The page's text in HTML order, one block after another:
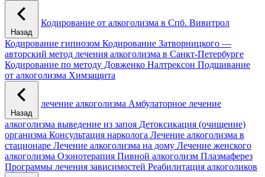
Назад
Кодирование от алкоголизма в Спб. Вивитрол
Кодирование гипнозом Кодирование Затворницкого —
авторский метод лечения алкоголизма в Санкт‑Петербурге
Кодирование по методу Довженко Налтрексон Подшивание
от алкоголизма Химзащита
Назад
лечение алкоголизма Амбулаторное лечение
алкоголизма выведение из запоя Детоксикация (очищение)
организма Консультация нарколога Лечение алкоголизма в
стационаре Лечение алкоголизма на дому Лечение женского
алкоголизма Озонотерапия Пивной алкоголизм Плазмаферез
Программы лечения зависимостей Реабилитация алкоголиков